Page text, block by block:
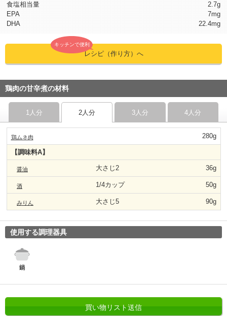
食塩相当量
2.7g
EPA
7mg
DHA
22.4mg
キッチンで便利
レシピ（作り方）へ
鶏肉の甘辛煮の材料
1人分 2人分 3人分 4人分
鶏ムネ肉 280g
【調味料A】
醤油 大さじ2 36g
酒 1/4カップ 50g
みりん 大さじ5 90g
使用する調理器具
買い物リスト送信